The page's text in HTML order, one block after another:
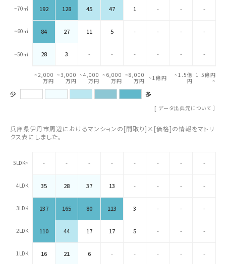
~70㎡ 192 128 45 47 1 - - -
~60㎡ 84 27 11 5 - - - -
~50㎡ 28 3 - - - - - -
~2,000
万円
~3,000
万円
~4,000
万円
~6,000
万円
~8,000
万円 ~1億円
~1.5億
円
1.5億円
~
少 多
[ データ出典元について ］
兵庫県伊丹市周辺におけるマンションの[間取り]×[価格]の情報をマトリ
クス表にしました。
5LDK~ - - - - - - - -
4LDK 35 28 37 13 - - - -
3LDK 237 165 80 113 3 - - -
2LDK 110 44 17 17 5 - - -
1LDK 16 21 6 - - - - -